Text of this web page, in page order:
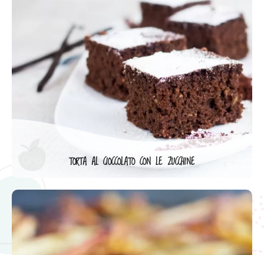
TORTA AL CIOCCOLATO CON LE ZUCCHINE